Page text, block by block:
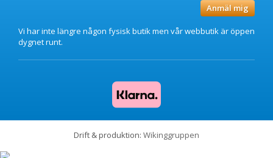
Anmäl mig
Vi har inte längre någon fysisk butik men vår webbutik är öppen
dygnet runt.
Drift & produktion: Wikinggruppen